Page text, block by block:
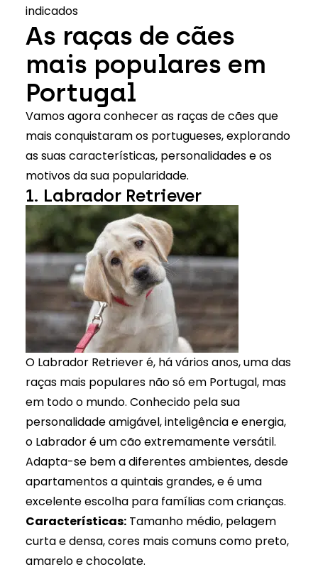
indicados
As raças de cães
mais populares em
Portugal
Vamos agora conhecer as raças de cães que
mais conquistaram os portugueses, explorando
as suas características, personalidades e os
motivos da sua popularidade.
1. Labrador Retriever
O Labrador Retriever é, há vários anos, uma das
raças mais populares não só em Portugal, mas
em todo o mundo. Conhecido pela sua
personalidade amigável, inteligência e energia,
o Labrador é um cão extremamente versátil.
Adapta-se bem a diferentes ambientes, desde
apartamentos a quintais grandes, e é uma
excelente escolha para famílias com crianças.
Características:Tamanho médio, pelagem
curta e densa, cores mais comuns como preto,
amarelo e chocolate.